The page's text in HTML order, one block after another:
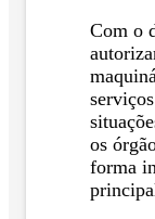
Com o
os
forma